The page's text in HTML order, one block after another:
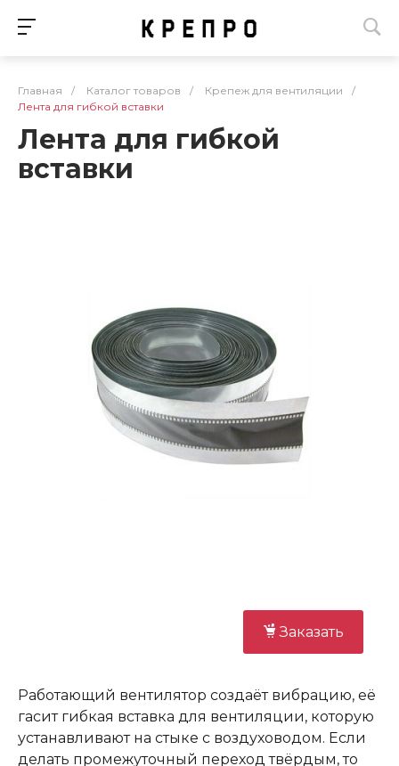
Главная / Каталог товаров / Крепеж для вентиляции
/
Лента для гибкой вставки
Лента для гибкой
вставки
Заказать
Работающий вентилятор создаёт вибрацию, её
гасит гибкая вставка для вентиляции, которую
устанавливают на стыке с воздуховодом. Если
делать промежуточный переход твёрдым, то